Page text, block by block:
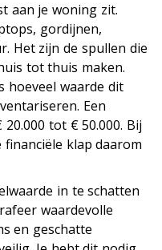
aan je woning zit.
gordijnen,
Het zijn de spullen die
tot thuis maken.
hoeveel waarde dit
Een
tot € 50.000. Bij
klap daarom
in te schatten
waardevolle
en geschatte